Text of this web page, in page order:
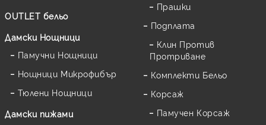
OUTLET бельо
Дамски Нощници
Памучни Нощници
Нощници Микрофибър
Тюлени Нощници
Дамски пижами
Прашки
Подплата
Клин Против
Протриване
Комплекти Бельо
Корсаж
Памучен Корсаж